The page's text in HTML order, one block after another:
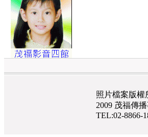
照片檔案版權
2009 茂福傳
TEL:02-